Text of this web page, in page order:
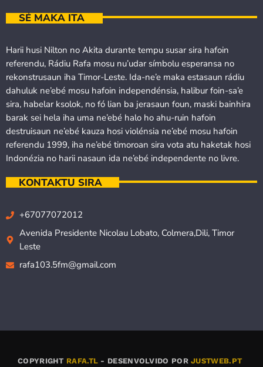
SÉ MAKA ITA
Harii husi Nilton no Akita durante tempu susar sira hafoin
referendu, Rádiu Rafa mosu nu’udar símbolu esperansa no
rekonstrusaun iha Timor-Leste. Ida-ne’e maka estasaun rádiu
dahuluk ne’ebé mosu hafoin independénsia, halibur foin-sa’e
sira, habelar ksolok, no fó lian ba jerasaun foun, maski bainhira
barak sei hela iha uma ne’ebé halo ho ahu-ruin hafoin
destruisaun ne’ebé kauza hosi violénsia ne’ebé mosu hafoin
referendu 1999, iha ne’ebé timoroan sira vota atu haketak hosi
Indonézia no harii nasaun ida ne’ebé independente no livre.
KONTAKTU SIRA
+67077072012
Avenida Presidente Nicolau Lobato, Colmera,Dili, Timor
Leste
rafa103.5fm@gmail.com
COPYRIGHT RAFA.TL - DESENVOLVIDO PORJUSTWEB.PT